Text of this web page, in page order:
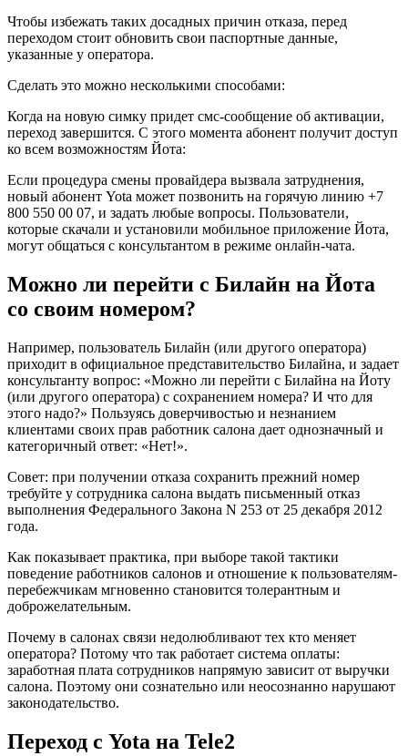
Чтобы избежать таких досадных причин отказа, перед
переходом стоит обновить свои паспортные данные,
указанные у оператора.
Сделать это можно несколькими способами:
Когда на новую симку придет смс-сообщение об активации,
переход завершится. С этого момента абонент получит доступ
ко всем возможностям Йота:
Если процедура смены провайдера вызвала затруднения,
новый абонент Yota может позвонить на горячую линию +7
800 550 00 07, и задать любые вопросы. Пользователи,
которые скачали и установили мобильное приложение Йота,
могут общаться с консультантом в режиме онлайн-чата.
Можно ли перейти с Билайн на Йота
со своим номером?
Например, пользователь Билайн (или другого оператора)
приходит в официальное представительство Билайна, и задает
консультанту вопрос: «Можно ли перейти с Билайна на Йоту
(или другого оператора) с сохранением номера? И что для
этого надо?» Пользуясь доверчивостью и незнанием
клиентами своих прав работник салона дает однозначный и
категоричный ответ: «Нет!».
Совет: при получении отказа сохранить прежний номер
требуйте у сотрудника салона выдать письменный отказ
выполнения Федерального Закона N 253 от 25 декабря 2012
года.
Как показывает практика, при выборе такой тактики
поведение работников салонов и отношение к пользователям-
перебежчикам мгновенно становится толерантным и
доброжелательным.
Почему в салонах связи недолюбливают тех кто меняет
оператора? Потому что так работает система оплаты:
заработная плата сотрудников напрямую зависит от выручки
салона. Поэтому они сознательно или неосознанно нарушают
законодательство.
Переход с Yota на Tele2